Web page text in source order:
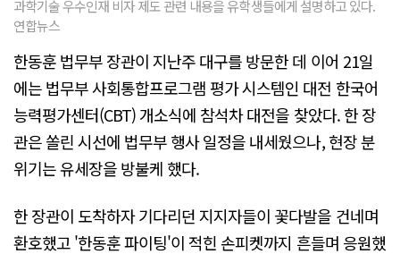
과학기술 우수인재 비자 제도 관련 내용을 유학생들에게 설명하고 있다.
연합뉴스
한동훈 법무부 장관이 지난주 대구를 방문한 데 이어 21일
에는 법무부 사회통합프로그램 평가 시스템인 대전 한국어
능력평가센터(CBT) 개소식에 참석차 대전을 찾았다. 한 장
관은 쏠린 시선에 법무부 행사 일정을 내세웠으나, 현장 분
위기는 유세장을 방불케 했다.
한 장관이 도착하자 기다리던 지지자들이 꽃다발을 건네며
환호했고 '한동훈 파이팅'이 적힌 손피켓까지 흔들며 응원했